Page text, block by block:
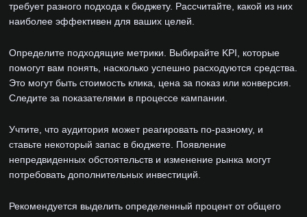
требует разного подхода к бюджету. Рассчитайте, какой из них
наиболее эффективен для ваших целей.
Определите подходящие метрики. Выбирайте KPI, которые
помогут вам понять, насколько успешно расходуются средства.
Это могут быть стоимость клика, цена за показ или конверсия.
Следите за показателями в процессе кампании.
Учтите, что аудитория может реагировать по-разному, и
ставьте некоторый запас в бюджете. Появление
непредвиденных обстоятельств и изменение рынка могут
потребовать дополнительных инвестиций.
Рекомендуется выделить определенный процент от общего